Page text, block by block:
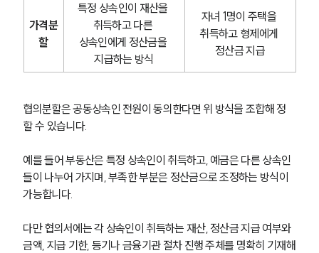
가격분
할
특정 상속인이 재산을
취득하고 다른
상속인에게 정산금을
지급하는 방식
자녀 1명이 주택을
취득하고 형제에게
정산금 지급
협의분할은 공동상속인 전원이 동의한다면 위 방식을 조합해 정
할 수 있습니다.
예를 들어 부동산은 특정 상속인이 취득하고, 예금은 다른 상속인
들이 나누어 가지며, 부족한 부분은 정산금으로 조정하는 방식이
가능합니다.
다만 협의서에는 각 상속인이 취득하는 재산, 정산금 지급 여부와
금액, 지급 기한, 등기나 금융기관 절차 진행 주체를 명확히 기재해